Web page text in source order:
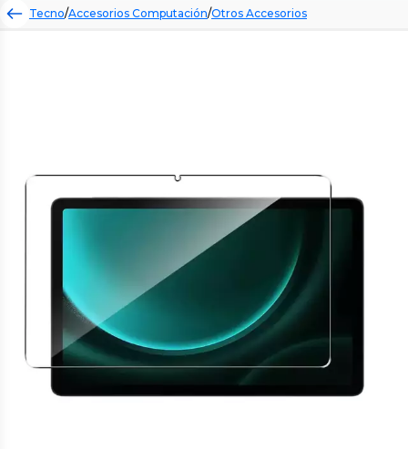
Tecno/Accesorios Computación/Otros Accesorios